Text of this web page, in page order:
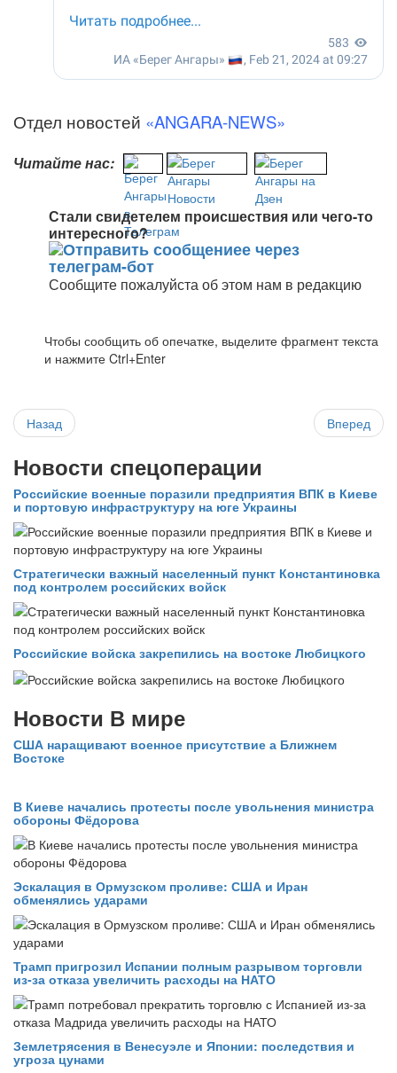
Отдел новостей «ANGARA-NEWS»
Читайте нас:
Стали свидетелем происшествия или чего-то
интересного?
Сообщите пожалуйста об этом нам в редакцию
Чтобы сообщить об опечатке, выделите фрагмент текста
и нажмите Ctrl+Enter
Назад Вперед
Новости спецоперации
Российские военные поразили предприятия ВПК в Киеве
и портовую инфраструктуру на юге Украины
Стратегически важный населенный пункт Константиновка
под контролем российских войск
Российские войска закрепились на востоке Любицкого
Новости В мире
США наращивают военное присутствие а Ближнем
Востоке
В Киеве начались протесты после увольнения министра
обороны Фёдорова
Эскалация в Ормузском проливе: США и Иран
обменялись ударами
Трамп пригрозил Испании полным разрывом торговли
из‑за отказа увеличить расходы на НАТО
Землетрясения в Венесуэле и Японии: последствия и
угроза цунами